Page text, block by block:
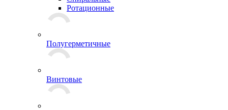
Ротационные
Полугерметичные
Винтовые